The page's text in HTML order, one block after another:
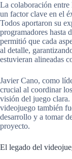
La colaboración
un factor clave en el
Todos aportaron su
programadores hasta
permitió que cada
al detalle,
estuvieran alineadas
Javier Cano, como
crucial al coordinar
visión del juego
videojuego también
desarrollo y a tomar
proyecto.
El legado del